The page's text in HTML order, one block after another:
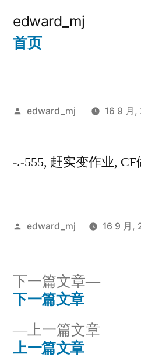
edward_mj
首页
发
edward_mj 16 9 月,
-.-555, 赶实变作业,
发
edward_mj 16 9 月,
文
章 上一篇文章
上一篇文章
下一篇文章
下
下一篇文章